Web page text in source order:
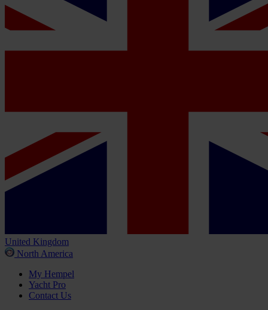
United Kingdom
North America
My Hempel
Yacht Pro
Contact Us